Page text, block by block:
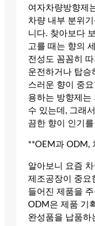
여자차량방향제
차량 내부 분위
니다. 찾아보다
고를 때는 향의
전성도 꼼꼼히
운전하거나 탑승
스러운 향이 중
용하는 방향제는
수 있는데, 그래
끔한 향이 인기
**OEM과 ODM,
알아보니 요즘
제조공장이 중요
들어진 제품을
ODM은 제품 기
완성품을 납품하